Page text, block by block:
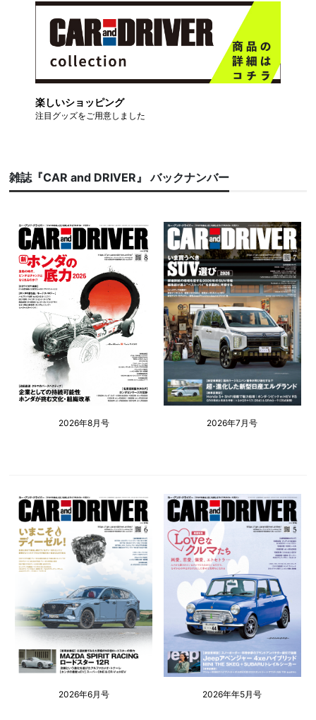
楽しいショッピング
注目グッズをご用意しました
雑誌『CAR and DRIVER』 バックナンバー
2026年8月号 2026年7月号
2026年6月号 2026年年5月号